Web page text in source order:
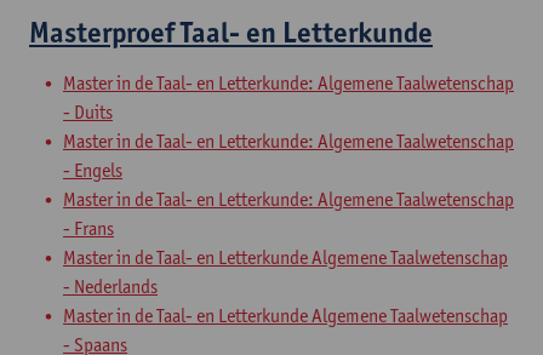
Masterproef Taal- en Letterkunde
Master in de Taal- en Letterkunde: Algemene Taalwetenschap
- Duits
Master in de Taal- en Letterkunde: Algemene Taalwetenschap
- Engels
Master in de Taal- en Letterkunde: Algemene Taalwetenschap
- Frans
Master in de Taal- en Letterkunde Algemene Taalwetenschap
- Nederlands
Master in de Taal- en Letterkunde Algemene Taalwetenschap
- Spaans